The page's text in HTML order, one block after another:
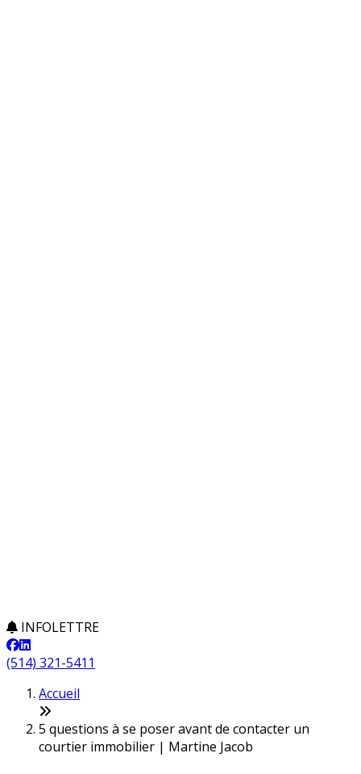
INFOLETTRE
(514) 321-5411
Accueil
5 questions à se poser avant de contacter un
courtier immobilier | Martine Jacob